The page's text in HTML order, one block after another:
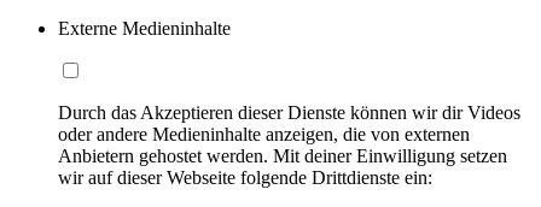
Externe Medieninhalte
Durch das Akzeptieren dieser Dienste können wir dir Videos
oder andere Medieninhalte anzeigen, die von externen
Anbietern gehostet werden. Mit deiner Einwilligung setzen
wir auf dieser Webseite folgende Drittdienste ein: